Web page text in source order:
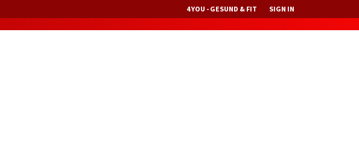
4 YOU - GESUND & FIT SIGN IN